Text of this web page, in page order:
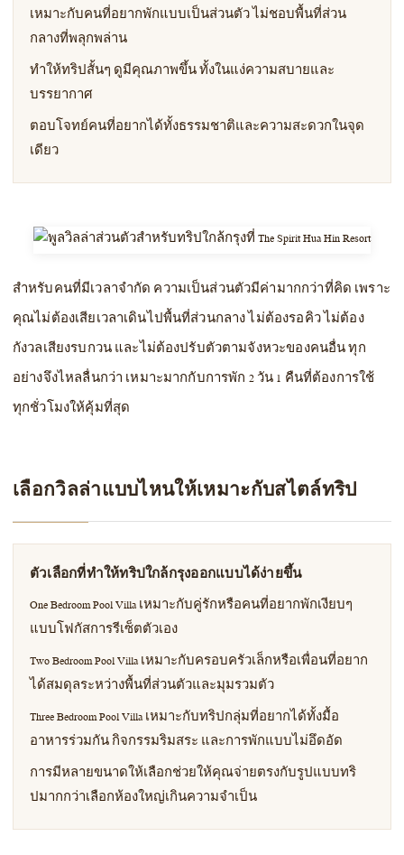
เหมาะกับคนที่อยากพักแบบเป็นส่วนตัว ไม่ชอบพื้นที่ส่วน
กลางที่พลุกพล่าน
ทำให้ทริปสั้นๆ ดูมีคุณภาพขึ้น ทั้งในแง่ความสบายและ
บรรยากาศ
ตอบโจทย์คนที่อยากได้ทั้งธรรมชาติและความสะดวกในจุด
เดียว
สำหรับคนที่มีเวลาจำกัด ความเป็นส่วนตัวมีค่ามากกว่าที่คิด เพราะ
คุณไม่ต้องเสียเวลาเดินไปพื้นที่ส่วนกลาง ไม่ต้องรอคิว ไม่ต้อง
กังวลเสียงรบกวน และไม่ต้องปรับตัวตามจังหวะของคนอื่น ทุก
อย่างจึงไหลลื่นกว่า เหมาะมากกับการพัก 2 วัน 1 คืนที่ต้องการใช้
ทุกชั่วโมงให้คุ้มที่สุด
เลือกวิลล่าแบบไหนให้เหมาะกับสไตล์ทริป
ตัวเลือกที่ทำให้ทริปใกล้กรุงออกแบบได้ง่ายขึ้น
One Bedroom Pool Villa เหมาะกับคู่รักหรือคนที่อยากพักเงียบๆ
แบบโฟกัสการรีเซ็ตตัวเอง
Two Bedroom Pool Villa เหมาะกับครอบครัวเล็กหรือเพื่อนที่อยาก
ได้สมดุลระหว่างพื้นที่ส่วนตัวและมุมรวมตัว
Three Bedroom Pool Villa เหมาะกับทริปกลุ่มที่อยากได้ทั้งมื้อ
อาหารร่วมกัน กิจกรรมริมสระ และการพักแบบไม่อึดอัด
การมีหลายขนาดให้เลือกช่วยให้คุณจ่ายตรงกับรูปแบบทริ
ปมากกว่าเลือกห้องใหญ่เกินความจำเป็น